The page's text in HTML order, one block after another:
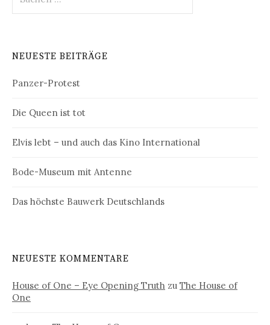
nach:
NEUESTE BEITRÄGE
Panzer-Protest
Die Queen ist tot
Elvis lebt – und auch das Kino International
Bode-Museum mit Antenne
Das höchste Bauwerk Deutschlands
NEUESTE KOMMENTARE
House of One – Eye Opening Truth zu The House of
One